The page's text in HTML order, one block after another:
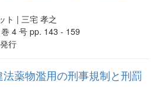
ト | 三宅 孝之
4 号 pp. 143 - 159
行
薬物濫用の刑事規制と刑罰